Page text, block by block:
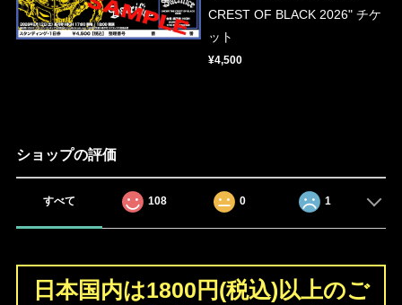
CREST OF BLACK 2026" チケ
ット
¥4,500
ショップの評価
すべて 108 0 1
日本国内は1800円(税込)以上のご